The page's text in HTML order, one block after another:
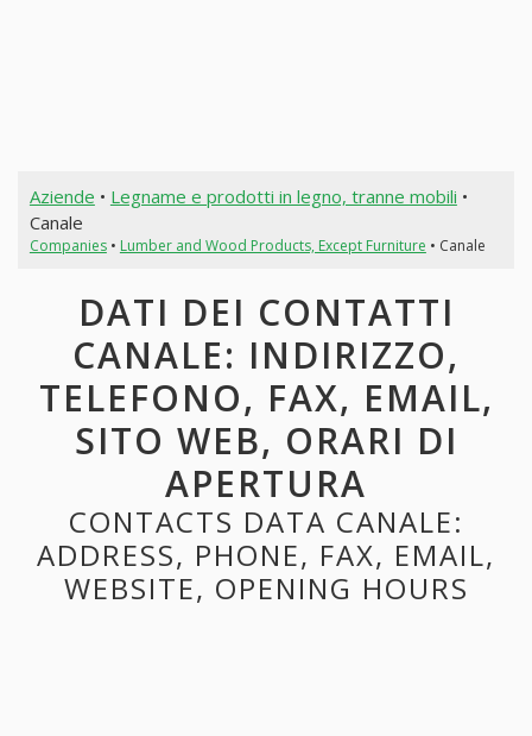
Aziende • Legname e prodotti in legno, tranne mobili •
Canale
Companies• Lumber and Wood Products, Except Furniture • Canale
DATI DEI CONTATTI
CANALE: INDIRIZZO,
TELEFONO, FAX, EMAIL,
SITO WEB, ORARI DI
APERTURA
CONTACTS DATA CANALE:
ADDRESS, PHONE, FAX, EMAIL,
WEBSITE, OPENING HOURS